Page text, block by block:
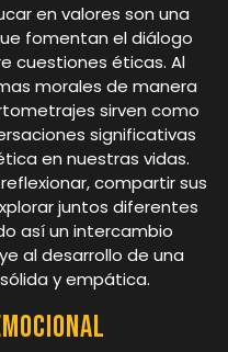
en valores son una
fomentan el diálogo
cuestiones éticas. Al
morales de manera
sirven como
significativas
en nuestras vidas.
compartir sus
juntos diferentes
así un intercambio
al desarrollo de una
y empática.